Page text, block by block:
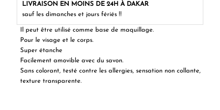
Il peut être utilisé comme base de maquillage.
Pour le visage et le corps.
Super étanche
Facilement amovible avec du savon.
Sans colorant, testé contre les allergies, sensation non collante,
texture transparente.
LIVRAISON EN MOINS DE 24H À DAKAR
sauf les dimanches et jours fériés !!